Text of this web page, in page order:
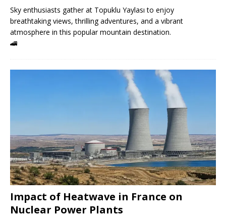
Sky enthusiasts gather at Topuklu Yaylası to enjoy
breathtaking views, thrilling adventures, and a vibrant
atmosphere in this popular mountain destination.
🚄
Impact of Heatwave in France on
Nuclear Power Plants